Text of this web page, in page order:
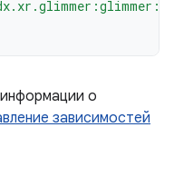
о
зависимостей